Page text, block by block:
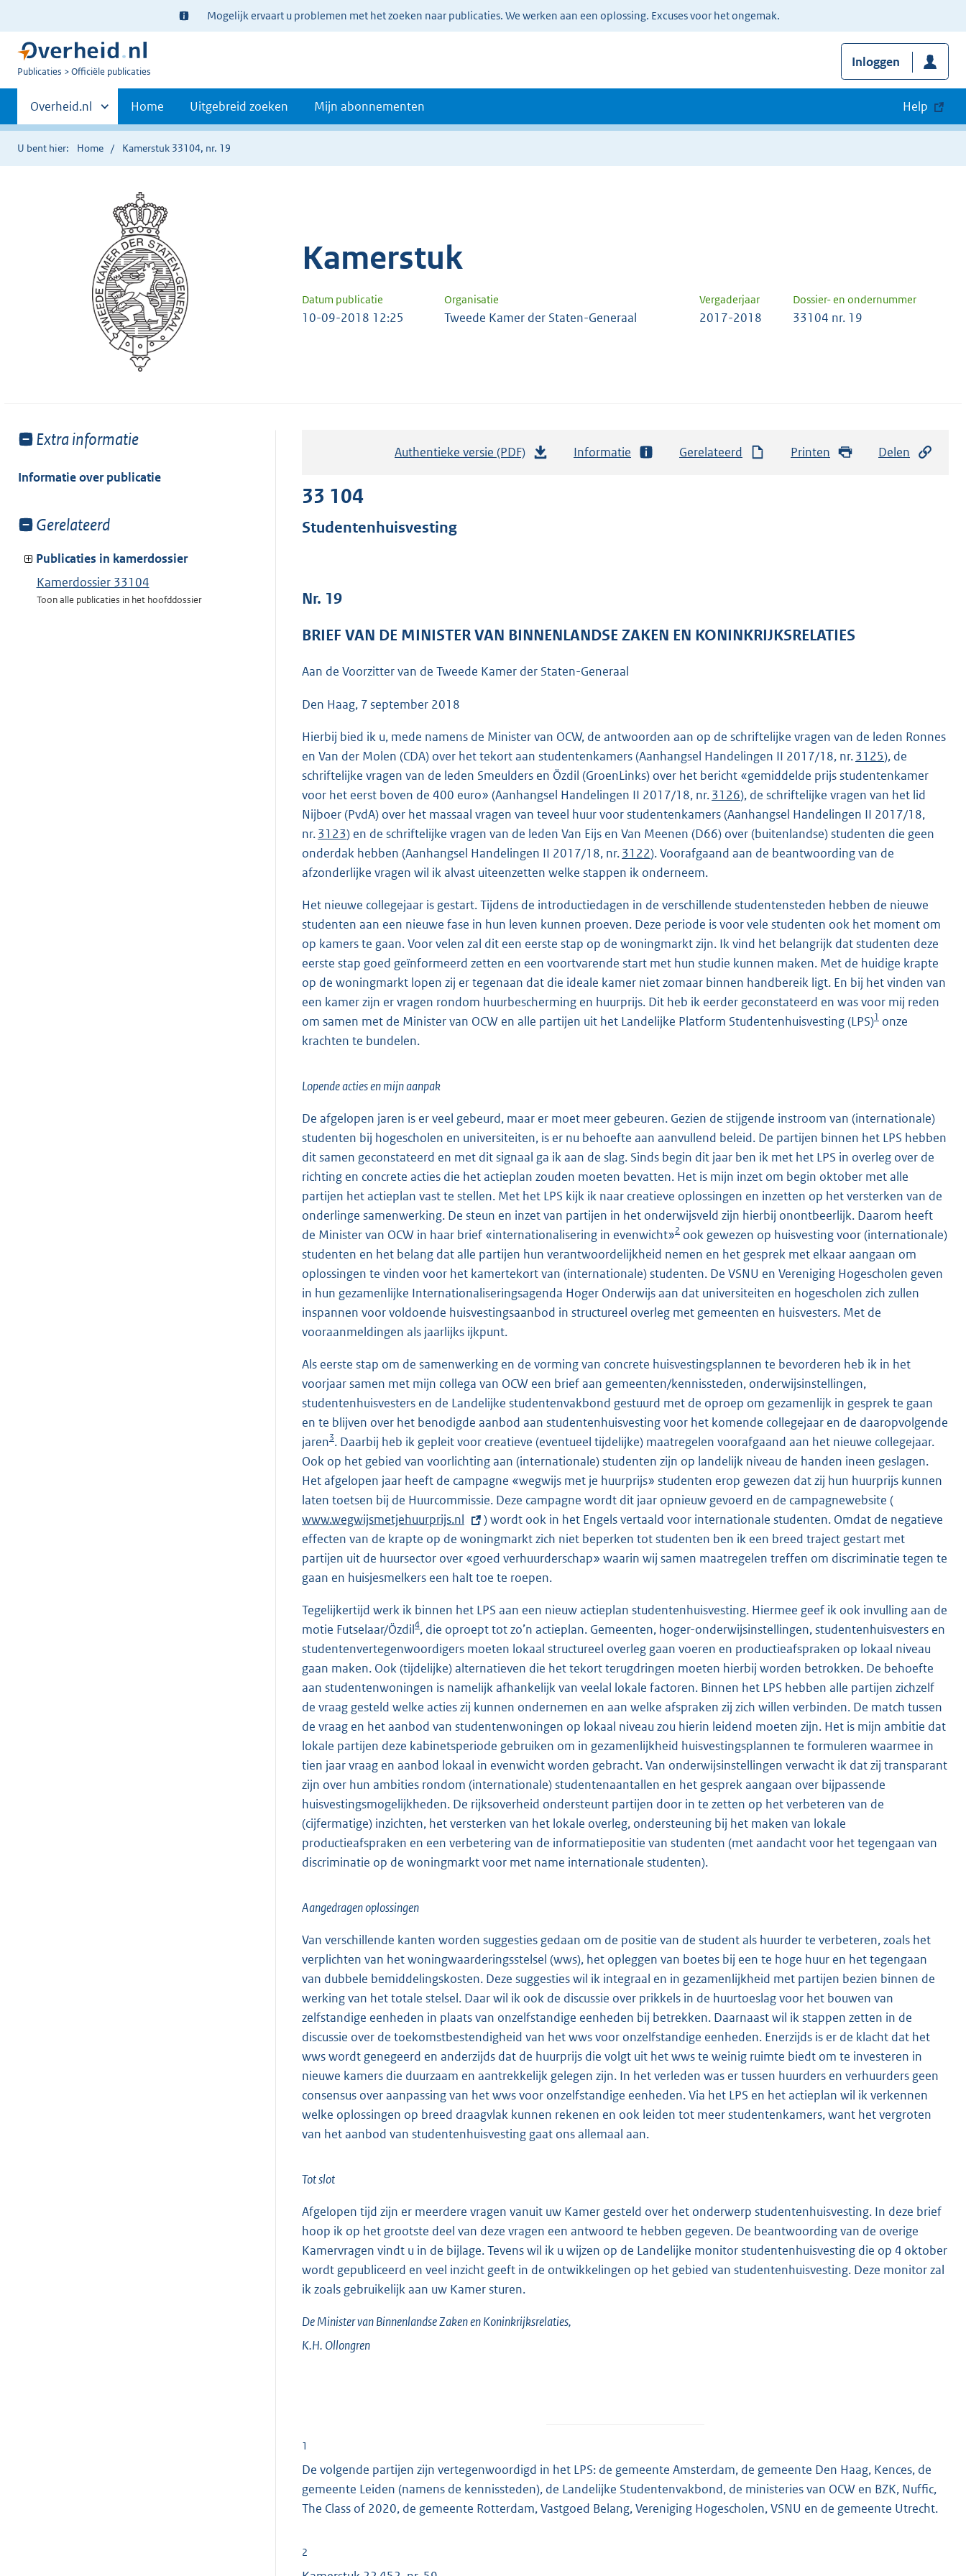
Ter
informatie:
Mogelijk ervaart u problemen met het zoeken naar publicaties. We werken aan een oplossing. Excuses voor het ongemak.
U
Publicaties Officiële publicaties
Inloggen
Primaire
navigatie
Andere
sites
binnen
Overheid.nl Home Uitgebreid zoeken Mijn abonnementen Help
U bent hier: Home Kamerstuk 33104, nr. 19
Kamerstuk
Datum publicatie Organisatie Vergaderjaar Dossier- en ondernummer
10-09-2018 12:25 Tweede Kamer der Staten-Generaal 2017-2018 33104 nr. 19
Toon
van:
Extra informatie
Informatie over publicatie
Toon
van:
Gerelateerd
Publicaties in kamerdossier
Kamerdossier 33104
Toon alle publicaties in het hoofddossier
Authentieke versie (PDF)
r
o
:
4
5
K
b
Informatie Gerelateerd Printen Delen
33 104
Studentenhuisvesting
Nr. 19
BRIEF VAN DE MINISTER VAN BINNENLANDSE ZAKEN EN KONINKRIJKSRELATIES
Aan de Voorzitter van de Tweede Kamer der Staten-Generaal
Den Haag, 7 september 2018
Hierbij bied ik u, mede namens de Minister van OCW, de antwoorden aan op de schriftelijke vragen van de leden Ronnes
en Van der Molen (CDA) over het tekort aan studentenkamers (Aanhangsel Handelingen II 2017/18, nr.3125), de
schriftelijke vragen van de leden Smeulders en Özdil (GroenLinks) over het bericht «gemiddelde prijs studentenkamer
voor het eerst boven de 400 euro» (Aanhangsel Handelingen II 2017/18, nr.3126), de schriftelijke vragen van het lid
Nijboer (PvdA) over het massaal vragen van teveel huur voor studentenkamers (Aanhangsel Handelingen II 2017/18,
nr.3123) en de schriftelijke vragen van de leden Van Eijs en Van Meenen (D66) over (buitenlandse) studenten die geen
onderdak hebben (Aanhangsel Handelingen II 2017/18, nr.3122). Voorafgaand aan de beantwoording van de
afzonderlijke vragen wil ik alvast uiteenzetten welke stappen ik onderneem.
Het nieuwe collegejaar is gestart. Tijdens de introductiedagen in de verschillende studentensteden hebben de nieuwe
studenten aan een nieuwe fase in hun leven kunnen proeven. Deze periode is voor vele studenten ook het moment om
op kamers te gaan. Voor velen zal dit een eerste stap op de woningmarkt zijn. Ik vind het belangrijk dat studenten deze
eerste stap goed geïnformeerd zetten en een voortvarende start met hun studie kunnen maken. Met de huidige krapte
op de woningmarkt lopen zij er tegenaan dat die ideale kamer niet zomaar binnen handbereik ligt. En bij het vinden van
een kamer zijn er vragen rondom huurbescherming en huurprijs. Dit heb ik eerder geconstateerd en was voor mij reden
om samen met de Minister van OCW en alle partijen uit het Landelijke Platform Studentenhuisvesting (LPS)1 onze
krachten te bundelen.
Lopende acties en mijn aanpak
De afgelopen jaren is er veel gebeurd, maar er moet meer gebeuren. Gezien de stijgende instroom van (internationale)
studenten bij hogescholen en universiteiten, is er nu behoefte aan aanvullend beleid. De partijen binnen het LPS hebben
dit samen geconstateerd en met dit signaal ga ik aan de slag. Sinds begin dit jaar ben ik met het LPS in overleg over de
richting en concrete acties die het actieplan zouden moeten bevatten. Het is mijn inzet om begin oktober met alle
partijen het actieplan vast te stellen. Met het LPS kijk ik naar creatieve oplossingen en inzetten op het versterken van de
onderlinge samenwerking. De steun en inzet van partijen in het onderwijsveld zijn hierbij onontbeerlijk. Daarom heeft
de Minister van OCW in haar brief «internationalisering in evenwicht»2 ook gewezen op huisvesting voor (internationale)
studenten en het belang dat alle partijen hun verantwoordelijkheid nemen en het gesprek met elkaar aangaan om
oplossingen te vinden voor het kamertekort van (internationale) studenten. De VSNU en Vereniging Hogescholen geven
in hun gezamenlijke Internationaliseringsagenda Hoger Onderwijs aan dat universiteiten en hogescholen zich zullen
inspannen voor voldoende huisvestingsaanbod in structureel overleg met gemeenten en huisvesters. Met de
vooraanmeldingen als jaarlijks ijkpunt.
Als eerste stap om de samenwerking en de vorming van concrete huisvestingsplannen te bevorderen heb ik in het
voorjaar samen met mijn collega van OCW een brief aan gemeenten/kennissteden, onderwijsinstellingen,
studentenhuisvesters en de Landelijke studentenvakbond gestuurd met de oproep om gezamenlijk in gesprek te gaan
en te blijven over het benodigde aanbod aan studentenhuisvesting voor het komende collegejaar en de daaropvolgende
jaren3. Daarbij heb ik gepleit voor creatieve (eventueel tijdelijke) maatregelen voorafgaand aan het nieuwe collegejaar.
Ook op het gebied van voorlichting aan (internationale) studenten zijn op landelijk niveau de handen ineen geslagen.
Het afgelopen jaar heeft de campagne «wegwijs met je huurprijs» studenten erop gewezen dat zij hun huurprijs kunnen
laten toetsen bij de Huurcommissie. Deze campagne wordt dit jaar opnieuw gevoerd en de campagnewebsite (
x
t
e
e
l
n
k
:
www.wegwijsmetjehuurprijs.nl
) wordt ook in het Engels vertaald voor internationale studenten. Omdat de negatieve
effecten van de krapte op de woningmarkt zich niet beperken tot studenten ben ik een breed traject gestart met
partijen uit de huursector over «goed verhuurderschap» waarin wij samen maatregelen treffen om discriminatie tegen te
gaan en huisjesmelkers een halt toe te roepen.
Tegelijkertijd werk ik binnen het LPS aan een nieuw actieplan studentenhuisvesting. Hiermee geef ik ook invulling aan de
motie Futselaar/Özdil4, die oproept tot zo’n actieplan. Gemeenten, hoger-onderwijsinstellingen, studentenhuisvesters en
studentenvertegenwoordigers moeten lokaal structureel overleg gaan voeren en productieafspraken op lokaal niveau
gaan maken. Ook (tijdelijke) alternatieven die het tekort terugdringen moeten hierbij worden betrokken. De behoefte
aan studentenwoningen is namelijk afhankelijk van veelal lokale factoren. Binnen het LPS hebben alle partijen zichzelf
de vraag gesteld welke acties zij kunnen ondernemen en aan welke afspraken zij zich willen verbinden. De match tussen
de vraag en het aanbod van studentenwoningen op lokaal niveau zou hierin leidend moeten zijn. Het is mijn ambitie dat
lokale partijen deze kabinetsperiode gebruiken om in gezamenlijkheid huisvestingsplannen te formuleren waarmee in
tien jaar vraag en aanbod lokaal in evenwicht worden gebracht. Van onderwijsinstellingen verwacht ik dat zij transparant
zijn over hun ambities rondom (internationale) studentenaantallen en het gesprek aangaan over bijpassende
huisvestingsmogelijkheden. De rijksoverheid ondersteunt partijen door in te zetten op het verbeteren van de
(cijfermatige) inzichten, het versterken van het lokale overleg, ondersteuning bij het maken van lokale
productieafspraken en een verbetering van de informatiepositie van studenten (met aandacht voor het tegengaan van
discriminatie op de woningmarkt voor met name internationale studenten).
Aangedragen oplossingen
Van verschillende kanten worden suggesties gedaan om de positie van de student als huurder te verbeteren, zoals het
verplichten van het woningwaarderingsstelsel (wws), het opleggen van boetes bij een te hoge huur en het tegengaan
van dubbele bemiddelingskosten. Deze suggesties wil ik integraal en in gezamenlijkheid met partijen bezien binnen de
werking van het totale stelsel. Daar wil ik ook de discussie over prikkels in de huurtoeslag voor het bouwen van
zelfstandige eenheden in plaats van onzelfstandige eenheden bij betrekken. Daarnaast wil ik stappen zetten in de
discussie over de toekomstbestendigheid van het wws voor onzelfstandige eenheden. Enerzijds is er de klacht dat het
wws wordt genegeerd en anderzijds dat de huurprijs die volgt uit het wws te weinig ruimte biedt om te investeren in
nieuwe kamers die duurzaam en aantrekkelijk gelegen zijn. In het verleden was er tussen huurders en verhuurders geen
consensus over aanpassing van het wws voor onzelfstandige eenheden. Via het LPS en het actieplan wil ik verkennen
welke oplossingen op breed draagvlak kunnen rekenen en ook leiden tot meer studentenkamers, want het vergroten
van het aanbod van studentenhuisvesting gaat ons allemaal aan.
Tot slot
Afgelopen tijd zijn er meerdere vragen vanuit uw Kamer gesteld over het onderwerp studentenhuisvesting. In deze brief
hoop ik op het grootste deel van deze vragen een antwoord te hebben gegeven. De beantwoording van de overige
Kamervragen vindt u in de bijlage. Tevens wil ik u wijzen op de Landelijke monitor studentenhuisvesting die op 4 oktober
wordt gepubliceerd en veel inzicht geeft in de ontwikkelingen op het gebied van studentenhuisvesting. Deze monitor zal
ik zoals gebruikelijk aan uw Kamer sturen.
De Minister van Binnenlandse Zaken en Koninkrijksrelaties,
K.H. Ollongren
1
De volgende partijen zijn vertegenwoordigd in het LPS: de gemeente Amsterdam, de gemeente Den Haag, Kences, de
gemeente Leiden (namens de kennissteden), de Landelijke Studentenvakbond, de ministeries van OCW en BZK, Nuffic,
The Class of 2020, de gemeente Rotterdam, Vastgoed Belang, Vereniging Hogescholen, VSNU en de gemeente Utrecht.
2